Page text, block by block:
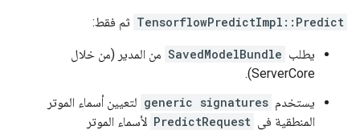
TensorflowPredictImpl::Predict ثم فقط:
يطلب SavedModelBundle من المدير (من خلال
ServerCore).
يستخدم generic signatures لتعيين أسماء الموتر
المنطقية في PredictRequest لأسماء الموتر